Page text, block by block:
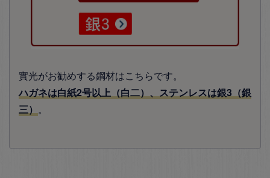
實光がお勧めする鋼材はこちらです。
ハガネは白紙2号以上（白二）、ステンレスは銀3（銀
三） 。